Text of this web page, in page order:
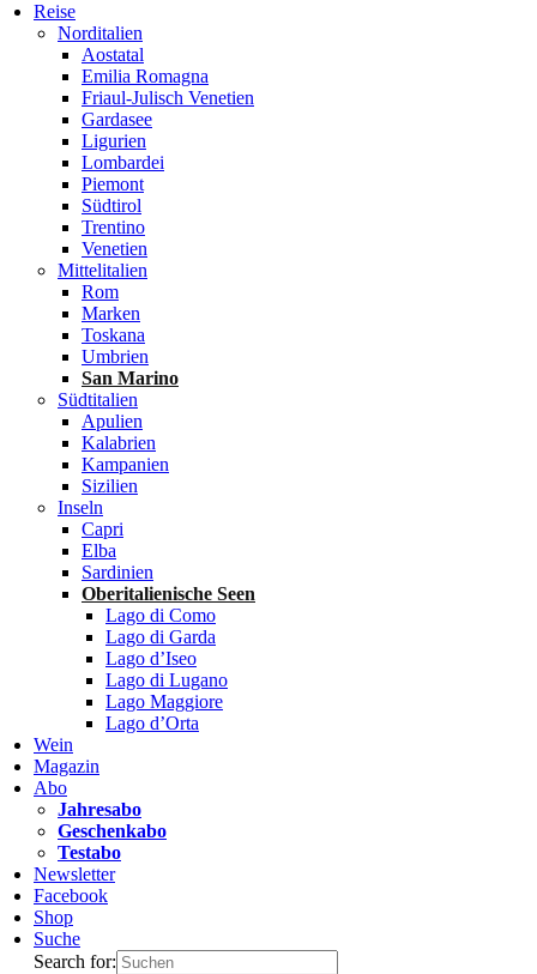
Reise
Norditalien
Aostatal
Emilia Romagna
Friaul-Julisch Venetien
Gardasee
Ligurien
Lombardei
Piemont
Südtirol
Trentino
Venetien
Mittelitalien
Rom
Marken
Toskana
Umbrien
San Marino
Südtitalien
Apulien
Kalabrien
Kampanien
Sizilien
Inseln
Capri
Elba
Sardinien
Oberitalienische Seen
Lago di Como
Lago di Garda
Lago d’Iseo
Lago di Lugano
Lago Maggiore
Lago d’Orta
Wein
Magazin
Abo
Jahresabo
Geschenkabo
Testabo
Newsletter
Facebook
Shop
Suche
Search for: